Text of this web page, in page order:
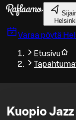
Siirry pääsisältöön
Helsinki
Varaa pöytä
Etusivu
Kuopio